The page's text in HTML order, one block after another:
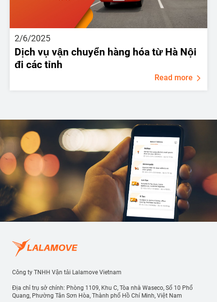
2/6/2025
Dịch vụ vận chuyển hàng hóa từ Hà Nội
đi các tỉnh
Read more
Công ty TNHH Vận tải Lalamove Vietnam
Địa chỉ trụ sở chính: Phòng 1109, Khu C, Tòa nhà Waseco, Số 10 Phổ
Quang, Phường Tân Sơn Hòa, Thành phố Hồ Chí Minh, Việt Nam